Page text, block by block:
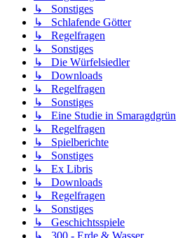
↳ Sonstiges
↳ Schlafende Götter
↳ Regelfragen
↳ Sonstiges
↳ Die Würfelsiedler
↳ Downloads
↳ Regelfragen
↳ Sonstiges
↳ Eine Studie in Smaragdgrün
↳ Regelfragen
↳ Spielberichte
↳ Sonstiges
↳ Ex Libris
↳ Downloads
↳ Regelfragen
↳ Sonstiges
↳ Geschichtsspiele